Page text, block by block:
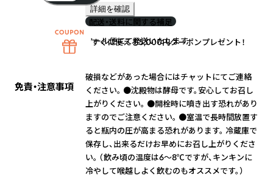
詳細を確認
配送・送料に関する補足
クール便にて発送いたします
免責・注意事項
破損などがあった場合にはチャットにてご連絡
ください。 ●沈殿物は酵母です。安心してお召し
上がりください。 ●開栓時に噴き出す恐れがあり
ますのでご注意ください。 ●室温で長時間放置す
ると瓶内の圧が高まる恐れがあります。 冷蔵庫で
保存し、出来るだけお早めにお召し上がりくださ
い。 （飲み頃の温度は6〜8℃ですが、キンキンに
冷やして喉越しよく飲むのもオススメです。）
すぐに使える5,000円クーポンプレゼント！